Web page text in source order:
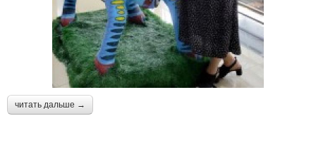
читать дальше →